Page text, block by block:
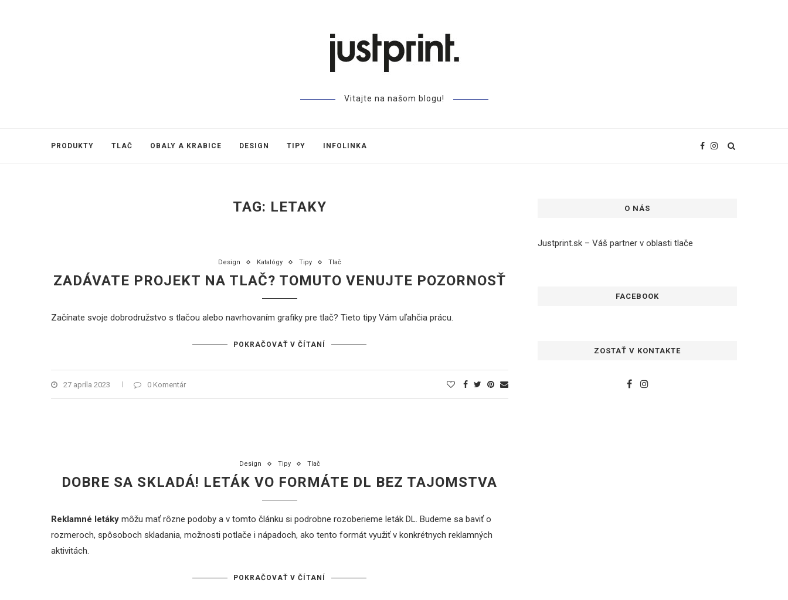
Vitajte na našom blogu!
PRODUKTY TLAČ OBALY A KRABICE DESIGN TIPY INFOLINKA
TAG: LETAKY
Design Katalógy Tipy Tlač
ZADÁVATE PROJEKT NA TLAČ? TOMUTO VENUJTE POZORNOSŤ
Začínate svoje dobrodružstvo s tlačou alebo navrhovaním grafiky pre tlač? Tieto tipy Vám uľahčia prácu.
POKRAČOVAŤ V ČÍTANÍ
27 apríla 2023 0 Komentár
Design Tipy Tlač
DOBRE SA SKLADÁ! LETÁK VO FORMÁTE DL BEZ TAJOMSTVA
Reklamné letáky môžu mať rôzne podoby a v tomto článku si podrobne rozoberieme leták DL. Budeme sa baviť o
rozmeroch, spôsoboch skladania, možnosti potlače i nápadoch, ako tento formát využiť v konkrétnych reklamných
aktivitách.
POKRAČOVAŤ V ČÍTANÍ
O NÁS
Justprint.sk – Váš partner v oblasti tlače
FACEBOOK
ZOSTAŤ V KONTAKTE